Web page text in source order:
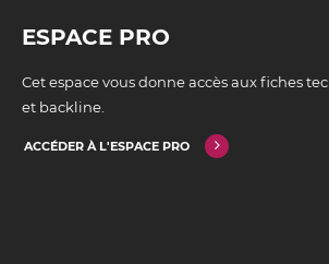
ESPACE PRO
Cet espace vous donne accès aux fiches
et backline.
ACCÉDER À L'ESPACE PRO